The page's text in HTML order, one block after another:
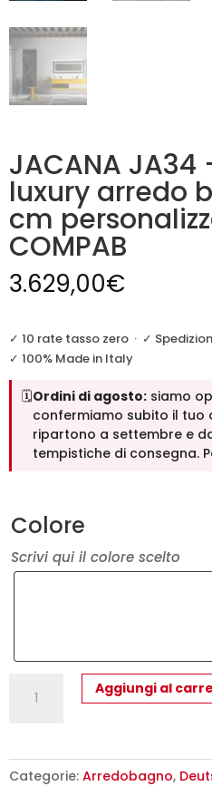
JACANA JA34
luxury arredo
cm
COMPAB
3.629,00€
✓ 10 rate tasso zero · ✓
✓ 100% Made in Italy
🗓️Ordini di agosto: siamo
confermiamo subito il tuo
ripartono a settembre e
tempistiche di consegna.
Colore
Scrivi qui il colore scelto
JA34
luxury
Aggiungi al
Categorie: Arredobagno,